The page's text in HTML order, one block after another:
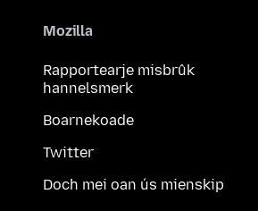
Mozilla
Rapportearje misbrûk
hannelsmerk
Boarnekoade
Twitter
Doch mei oan ús mienskip